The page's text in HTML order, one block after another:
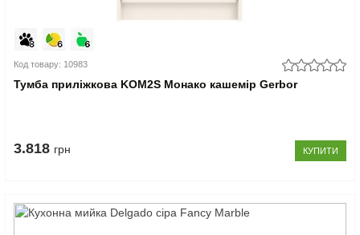
Код товару: 10983
Тумба приліжкова KOM2S Монако кашемір Gerbor
3.818 грн КУПИТИ